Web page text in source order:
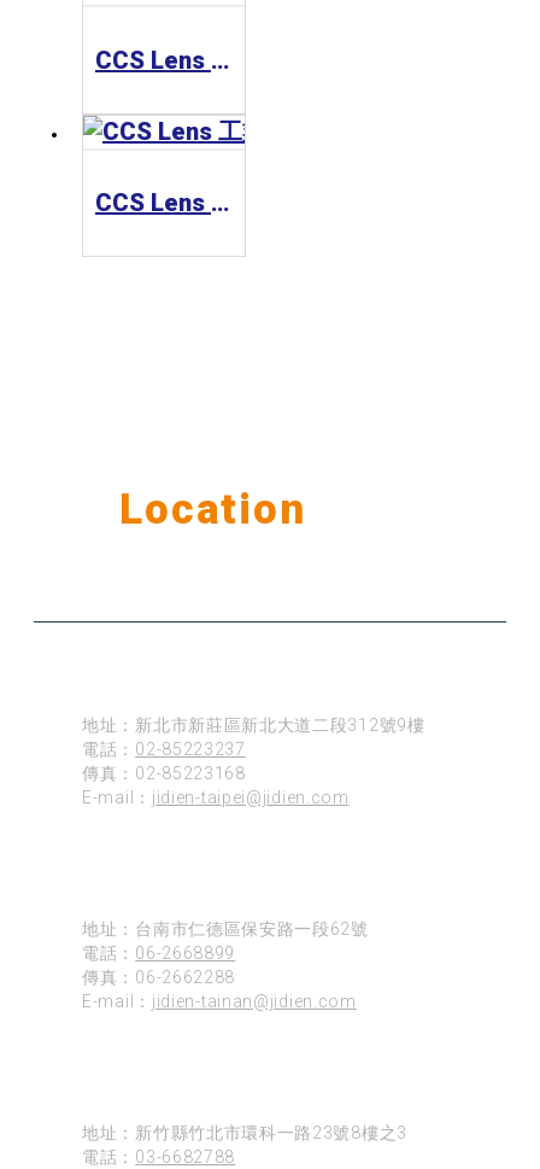
CCS Lens 工業鏡頭 SE-65-M Series
CCS Lens 工業鏡頭 SE-110-M Series
Location
地址：新北市新莊區新北大道二段312號9樓
電話： 02-85223237
傳真：02-85223168
E-mail： jidien-taipei@jidien.com
地址：台南市仁德區保安路一段62號
電話： 06-2668899
傳真：06-2662288
E-mail： jidien-tainan@jidien.com
地址：新竹縣竹北市環科一路23號8樓之3
電話： 03-6682788